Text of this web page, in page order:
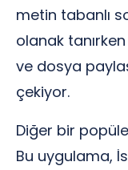
metin tabanlı
olanak
ve dosya
çekiyor.
Diğer bir
Bu uygulama,